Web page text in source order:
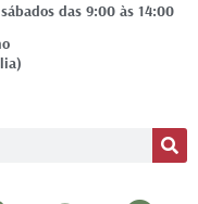
das 9:00 às 14:00